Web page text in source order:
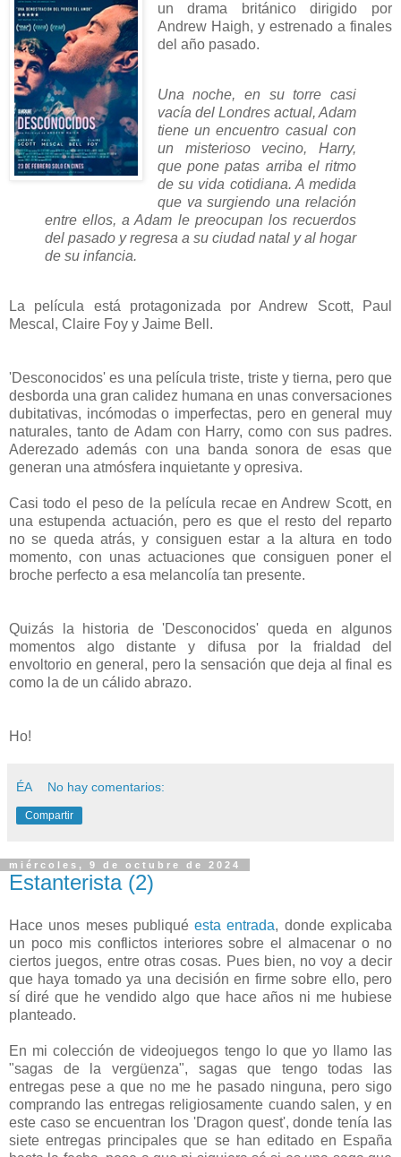
un drama británico dirigido por
Andrew Haigh, y estrenado a finales
del año pasado.
Una noche, en su torre casi
vacía del Londres actual, Adam
tiene un encuentro casual con
un misterioso vecino, Harry,
que pone patas arriba el ritmo
de su vida cotidiana. A medida
que va surgiendo una relación
entre ellos, a Adam le preocupan los recuerdos
del pasado y regresa a su ciudad natal y al hogar
de su infancia.
La película está protagonizada por Andrew Scott, Paul
Mescal, Claire Foy y Jaime Bell.
'Desconocidos' es una película triste, triste y tierna, pero que
desborda una gran calidez humana en unas conversaciones
dubitativas, incómodas o imperfectas, pero en general muy
naturales, tanto de Adam con Harry, como con sus padres.
Aderezado además con una banda sonora de esas que
generan una atmósfera inquietante y opresiva.
Casi todo el peso de la película recae en Andrew Scott, en
una estupenda actuación, pero es que el resto del reparto
no se queda atrás, y consiguen estar a la altura en todo
momento, con unas actuaciones que consiguen poner el
broche perfecto a esa melancolía tan presente.
Quizás la historia de 'Desconocidos' queda en algunos
momentos algo distante y difusa por la frialdad del
envoltorio en general, pero la sensación que deja al final es
como la de un cálido abrazo.
Ho!
ÉA No hay comentarios:
Compartir
miércoles, 9 de octubre de 2024
Estanterista (2)
Hace unos meses publiquéesta entrada, donde explicaba
un poco mis conflictos interiores sobre el almacenar o no
ciertos juegos, entre otras cosas. Pues bien, no voy a decir
que haya tomado ya una decisión en firme sobre ello, pero
sí diré que he vendido algo que hace años ni me hubiese
planteado.
En mi colección de videojuegos tengo lo que yo llamo las
"sagas de la vergüenza", sagas que tengo todas las
entregas pese a que no me he pasado ninguna, pero sigo
comprando las entregas religiosamente cuando salen, y en
este caso se encuentran los 'Dragon quest', donde tenía las
siete entregas principales que se han editado en España